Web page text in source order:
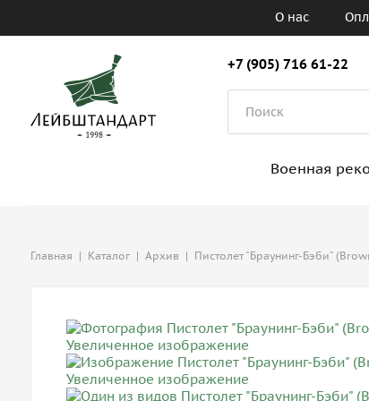
О нас
+7 (905) 716 61-22
Военная
Главная | Каталог | Архив | Пистолет "Браунинг-Бэби"